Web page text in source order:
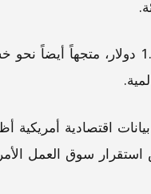
في المقابل، انخفض اليورو بنسبة 0.04 بالمئة
اقتصادية أمريكية
سوق العمل